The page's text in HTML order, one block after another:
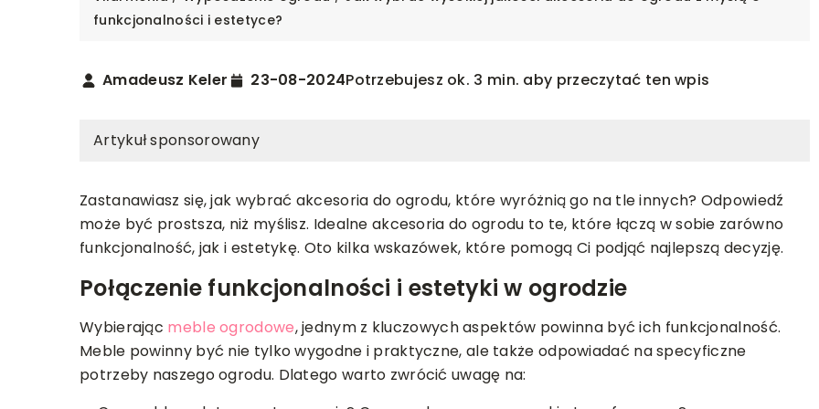
funkcjonalności i estetyce?
Amadeusz Keler 23-08-2024Potrzebujesz ok. 3 min. aby przeczytać ten wpis
Artykuł sponsorowany
Zastanawiasz się, jak wybrać akcesoria do ogrodu, które wyróżnią go na tle innych? Odpowiedź
może być prostsza, niż myślisz. Idealne akcesoria do ogrodu to te, które łączą w sobie zarówno
funkcjonalność, jak i estetykę. Oto kilka wskazówek, które pomogą Ci podjąć najlepszą decyzję.
Połączenie funkcjonalności i estetyki w ogrodzie
Wybierając meble ogrodowe, jednym z kluczowych aspektów powinna być ich funkcjonalność.
Meble powinny być nie tylko wygodne i praktyczne, ale także odpowiadać na specyficzne
potrzeby naszego ogrodu. Dlatego warto zwrócić uwagę na:
idealne miejsce do
pielęgnacji w sypialni
w prosty sposób stworzyć
TECHNOLOGIE
23-06-2023
Zastosowanie ścierniwa PREMIUM
GARNET w obróbce metalu
Zastosowanie ścierniwa PREMIUM
INSTALACJE
31-10-2023
Jak prawidłowo zamontować
Dowiedz się, jak prawidłowo